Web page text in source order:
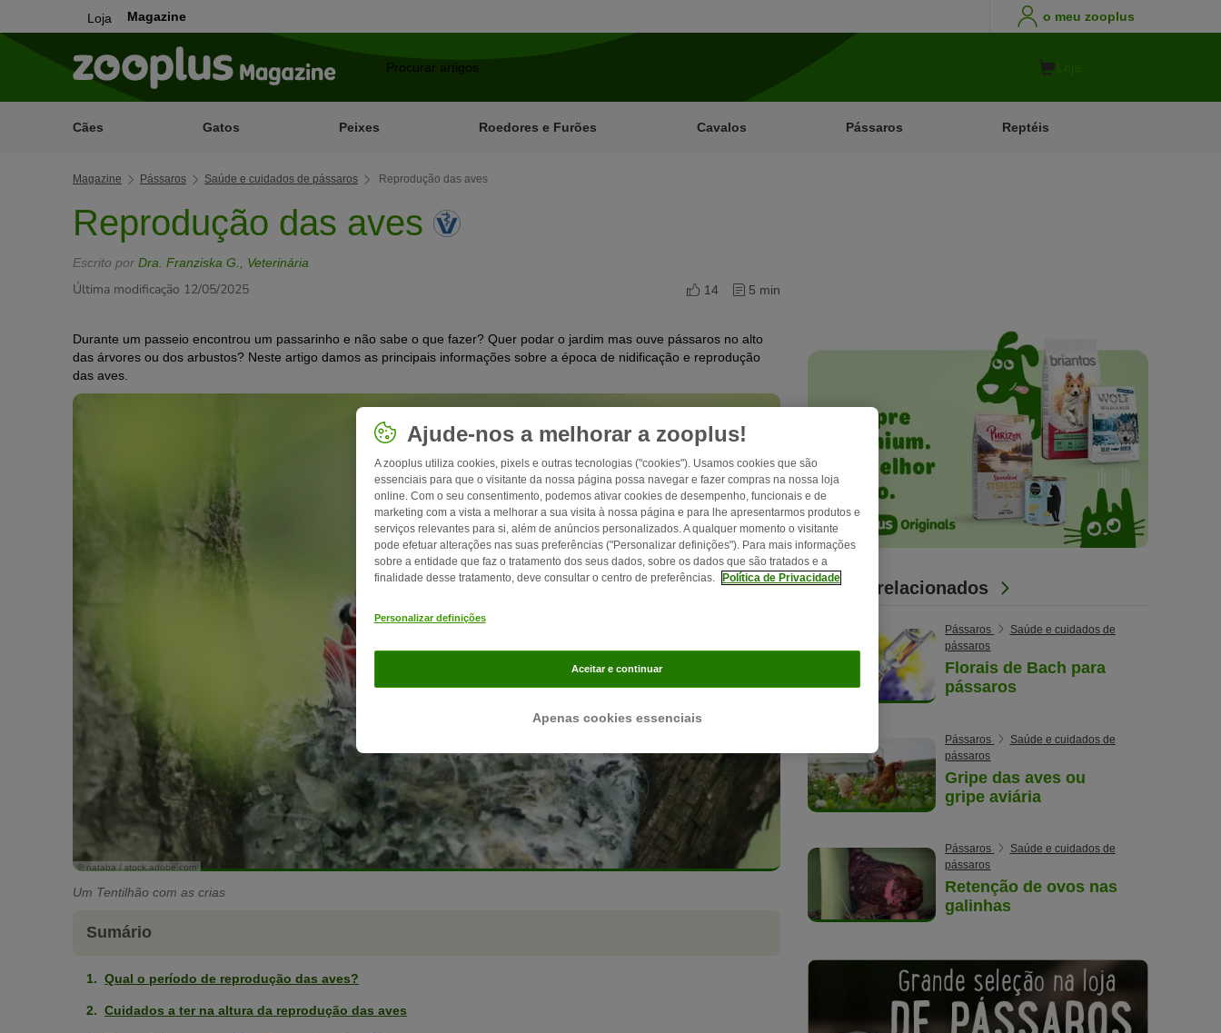
Loja Magazine o meu zooplus
Cães Gatos Peixes Roedores e Furões Cavalos Pássaros Reptéis
Magazine Pássaros Saúde e cuidados de pássaros Reprodução das aves
Reprodução das aves
Escrito por Dra. Franziska G., Veterinária
Última modificação 12/05/2025 14 5 min
Durante um passeio encontrou um passarinho e não sabe o que fazer? Quer podar o jardim mas ouve pássaros no alto
das árvores ou dos arbustos? Neste artigo damos as principais informações sobre a época de nidificação e reprodução
das aves.
© nataba / stock.adobe.com
Um Tentilhão com as crias
Sumário
Qual o período de reprodução das aves?
Cuidados a ter na altura da reprodução das aves
Artigos relacionados
Pássaros
Saúde e cuidados de
pássaros
Florais de Bach para
pássaros
Pássaros
Saúde e cuidados de
pássaros
Gripe das aves ou
gripe aviária
Pássaros
Saúde e cuidados de
pássaros
Retenção de ovos nas
galinhas
Ajude-nos a melhorar a zooplus!
A zooplus utiliza cookies, pixels e outras tecnologias ("cookies"). Usamos cookies que são
essenciais para que o visitante da nossa página possa navegar e fazer compras na nossa loja
online. Com o seu consentimento, podemos ativar cookies de desempenho, funcionais e de
marketing com a vista a melhorar a sua visita à nossa página e para lhe apresentarmos produtos e
serviços relevantes para si, além de anúncios personalizados. A qualquer momento o visitante
pode efetuar alterações nas suas preferências ("Personalizar definições"). Para mais informações
sobre a entidade que faz o tratamento dos seus dados, sobre os dados que são tratados e a
finalidade desse tratamento, deve consultar o centro de preferências.
Política de Privacidade
Personalizar definições
Apenas cookies essenciais
Aceitar e continuar